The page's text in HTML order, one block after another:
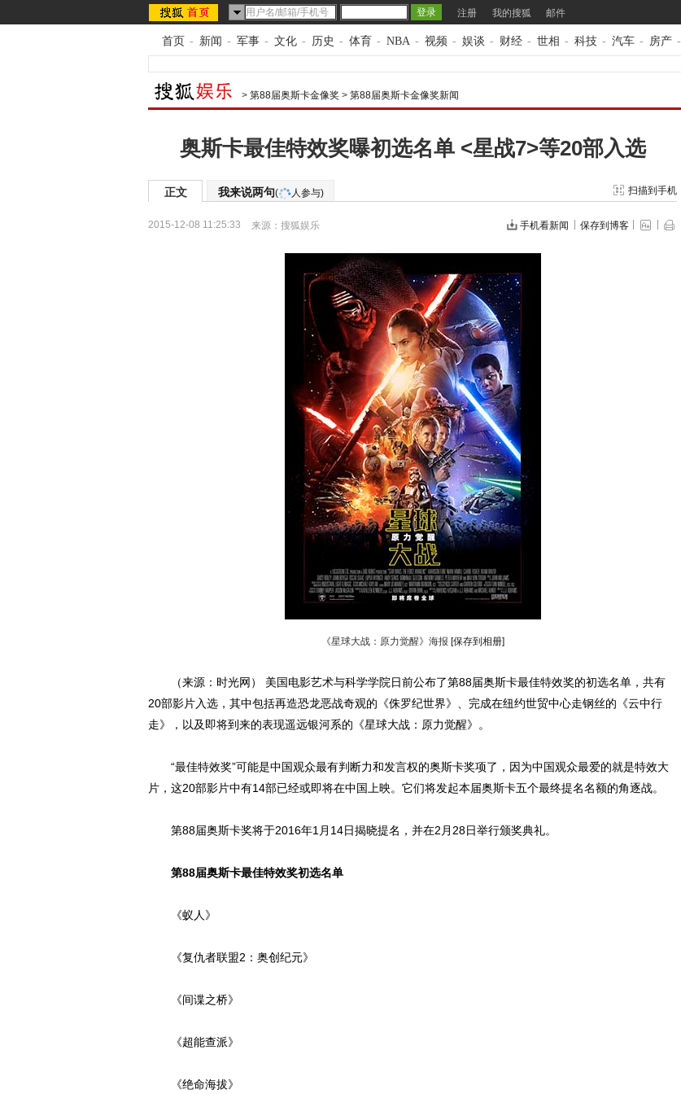
注册 我的搜狐 邮件
首页 - 新闻 - 军事 - 文化 - 历史 - 体育 - NBA - 视频 - 娱谈 - 财经 - 世相 - 科技 - 汽车 - 房产 -
> 第88届奥斯卡金像奖 > 第88届奥斯卡金像奖新闻
奥斯卡最佳特效奖曝初选名单 <星战7>等20部入选
正文 我来说两句( 人参与) 扫描到手机
2015-12-08 11:25:33 来源： 搜狐娱乐 手机看新闻 保存到博客
《星球大战：原力觉醒》海报 [保存到相册]
（来源：时光网） 美国电影艺术与科学学院日前公布了第88届奥斯卡最佳特效奖的初选名单，共有
20部影片入选，其中包括再造恐龙恶战奇观的《侏罗纪世界》、完成在纽约世贸中心走钢丝的《云中行
走》，以及即将到来的表现遥远银河系的《星球大战：原力觉醒》。
“最佳特效奖”可能是中国观众最有判断力和发言权的奥斯卡奖项了，因为中国观众最爱的就是特效大
片，这20部影片中有14部已经或即将在中国上映。它们将发起本届奥斯卡五个最终提名名额的角逐战。
第88届奥斯卡奖将于2016年1月14日揭晓提名，并在2月28日举行颁奖典礼。
第88届奥斯卡最佳特效奖初选名单
《蚁人》
《复仇者联盟2：奥创纪元》
《间谍之桥》
《超能查派》
《绝命海拔》